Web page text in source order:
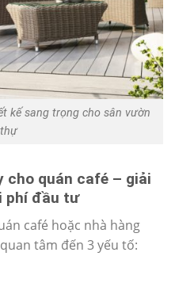
kế sang trọng cho sân vườn
cho quán café – giải
phí đầu tư
café hoặc nhà hàng
tâm đến 3 yếu tố: